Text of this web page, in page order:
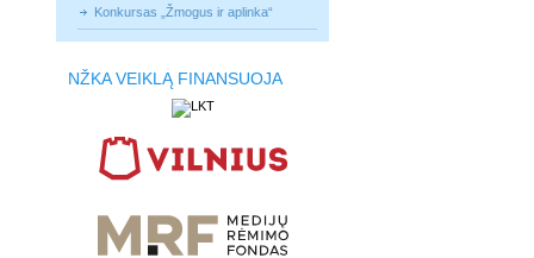
Konkursas „Žmogus ir aplinka“
NŽKA VEIKLĄ FINANSUOJA